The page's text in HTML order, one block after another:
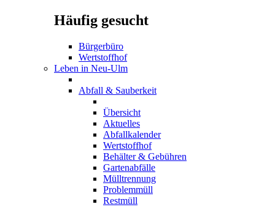
Häufig gesucht
Bürgerbüro
Wertstoffhof
Leben in Neu-Ulm
Abfall & Sauberkeit
Übersicht
Aktuelles
Abfallkalender
Wertstoffhof
Behälter & Gebühren
Gartenabfälle
Mülltrennung
Problemmüll
Restmüll